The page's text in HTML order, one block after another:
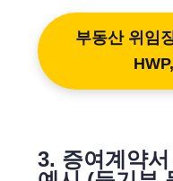
부동산 위임
3. 증여계약